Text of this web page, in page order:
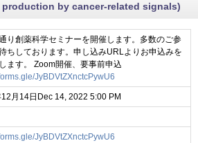
by cancer-related signals)
り創薬科学セミナーを開催します。多数のご参
ちしております。申し込みURLよりお申込みを
ます。 Zoom開催、要事前申込
JyBDVtZXnctcPywU6
月14日Dec 14, 2022 5:00 PM
JyBDVtZXnctcPywU6